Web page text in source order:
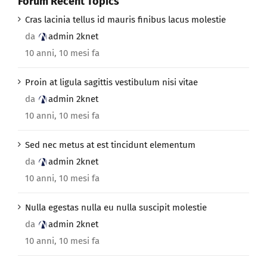
Cras lacinia tellus id mauris finibus lacus molestie
da
admin 2knet
10 anni, 10 mesi fa
Proin at ligula sagittis vestibulum nisi vitae
da
admin 2knet
10 anni, 10 mesi fa
Sed nec metus at est tincidunt elementum
da
admin 2knet
10 anni, 10 mesi fa
Nulla egestas nulla eu nulla suscipit molestie
da
admin 2knet
10 anni, 10 mesi fa